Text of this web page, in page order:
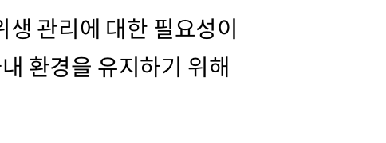
관리에 대한 필요성이
환경을 유지하기 위해